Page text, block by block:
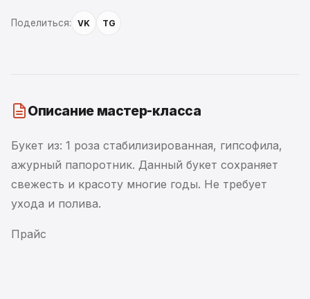
Поделиться: VK TG
Описание мастер-класса
Букет из: 1 роза стабилизированная, гипсофила,
ажурный папоротник. Данный букет сохраняет
свежесть и красоту многие годы. Не требует
ухода и полива.
Прайс